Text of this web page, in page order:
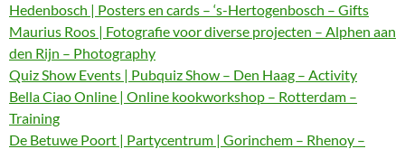
Hedenbosch | Posters en cards – ‘s-Hertogenbosch – Gifts
Maurius Roos | Fotografie voor diverse projecten – Alphen aan
den Rijn – Photography
Quiz Show Events | Pubquiz Show – Den Haag – Activity
Bella Ciao Online | Online kookworkshop – Rotterdam –
Training
De Betuwe Poort | Partycentrum | Gorinchem – Rhenoy –